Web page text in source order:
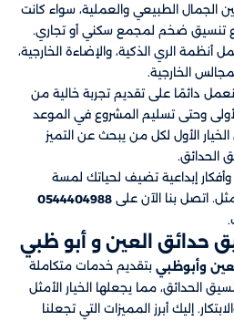
الجمال الطبيعي والعملية، سواء كانت
تنسيق ضخم لمجمع سكني أو تجاري.
الري الذكية، والإضاءة الخارجية،
الخارجية.
دائمًا على تقديم تجربة خالية من
وحتى تسليم المشروع في الموعد
الأول لكل من يبحث عن التميز
الحدائق.
إبداعية تضيف لحياتك لمسة
اتصل بنا الآن على 0544404988
حدائق العين و أبو ظبي​​
وأبوظبي بتقديم خدمات متكاملة
الحدائق، مما يجعلها الخيار الأمثل
إليك أبرز المميزات التي تجعلنا